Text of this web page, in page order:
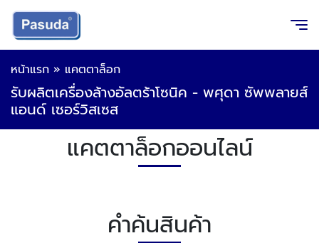
หน้าแรก » แคตตาล็อก
รับผลิตเครื่องล้างอัลตร้าโซนิค - พศุดา ซัพพลายส์
แอนด์ เซอร์วิสเซส
แคตตาล็อกออนไลน์
คำค้นสินค้า